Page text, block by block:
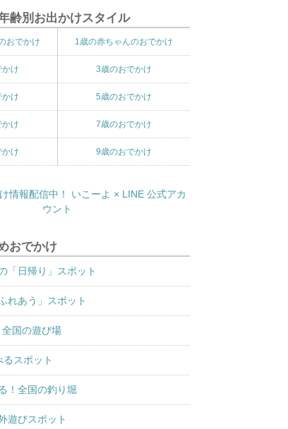
齢別お出かけスタイル
おでかけ 1歳の赤ちゃんのおでかけ
け 3歳のおでかけ
け 5歳のおでかけ
け 7歳のおでかけ
け 9歳のおでかけ
おでかけ
「日帰り」スポット
れあう」スポット
国の遊び場
スポット
！全国の釣り堀
遊びスポット